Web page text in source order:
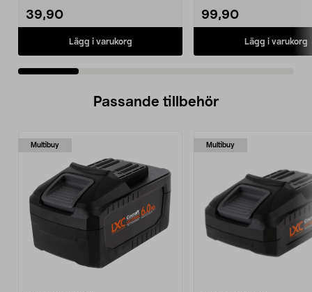
39,90
Lägg i varukorg
99,90
Lägg i varukorg
Passande tillbehör
Multibuy Multibuy